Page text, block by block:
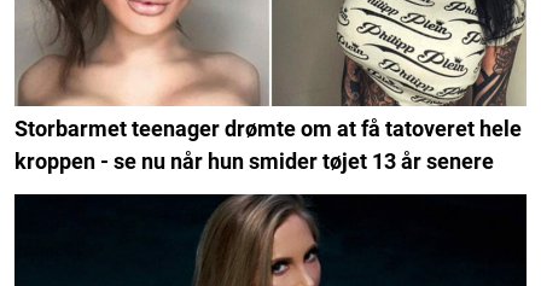
Storbarmet teenager drømte om at få tatoveret hele
kroppen - se nu når hun smider tøjet 13 år senere